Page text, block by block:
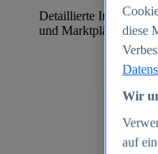
Detaillierte
und Marktplätzendiese
Wir
auf